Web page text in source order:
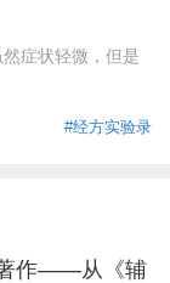
症状轻微，但是
#经方实验录
著作——从《辅